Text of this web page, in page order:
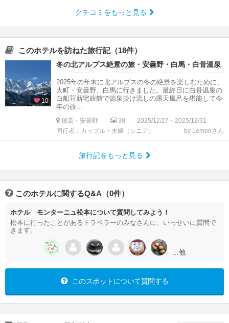
クチコミをもっと見る
このホテルを訪ねた旅行記（18件）
10
冬の北アルプス絶景の旅・安曇野・白馬・白骨温泉
2025年の年末に北アルプスの冬の絶景を楽しむために、
大町・安曇野、白馬に行きました。最終日に白骨温泉の
白船荘新宅旅館で源泉掛け流しの露天風呂を堪能して今
年の旅...
穂高・安曇野 38
2025/12/27～2025/12/31
同行者：カップル・夫婦（シニア）
by Lemonさん
旅行記をもっと見る
このホテルに関するQ&A（0件）
ホテル モンターニュ松本について質問してみよう！
松本に行ったことがあるトラベラーのみなさんに、いっせいに質問で
きます。
…他
このスポットについて質問する